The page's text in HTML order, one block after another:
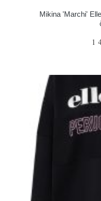
Mikina 'Marchi'
1